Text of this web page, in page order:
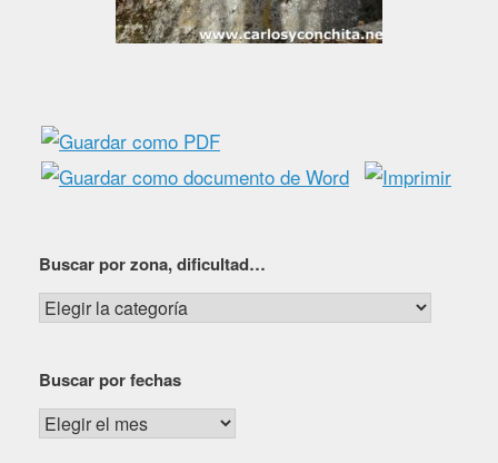
Buscar por zona, dificultad…
Buscar
por
dificultad…
Buscar por fechas
Buscar
por